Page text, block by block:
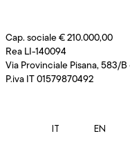
Cap. sociale € 210.000,00
Rea LI-140094
Via Provinciale Pisana, 583/
P.iva IT 01579870492
IT EN